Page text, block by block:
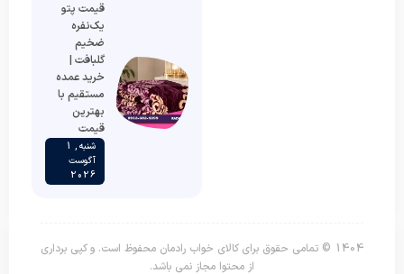
قیمت پتو
یک‌نفره
ضخیم
گلبافت |
خرید عمده
مستقیم با
بهترین
قیمت
شنبه , 1
آگوست
2026
1404 © تمامی حقوق برای کالای خواب رادمان محفوظ است. و کپی برداری
از محتوا مجاز نمی باشد.